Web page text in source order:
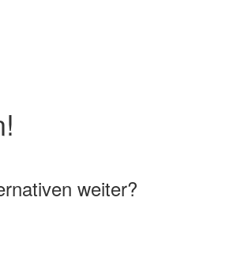
weiter?